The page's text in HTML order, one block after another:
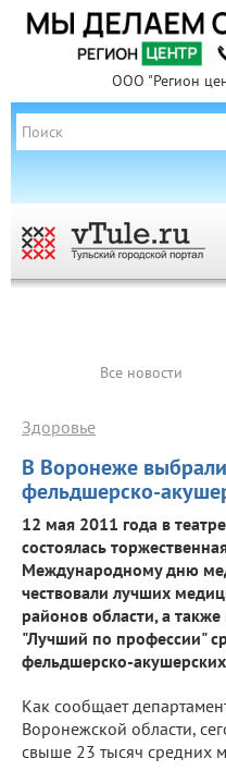
ООО "Регион
Все новости
В Воронеже
фельдшерско-
Здоровье
12 мая 2011 года в
состоялась
Международному дню
чествовали лучших
районов области, а
"Лучший по профессии"
фельдшерско-
Как сообщает
Воронежской области,
свыше 23 тысяч средних